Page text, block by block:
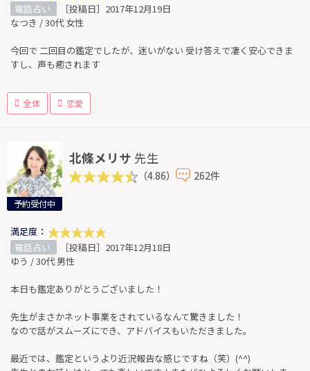
電話占い
［投稿日］2017年12月19日
なつき / 30代 女性
今回で 二回目の鑑定でしたが、迷いがない 受け答えで凄く安心できま
すし、声も癒されます
全体 恋愛
予約受付中
北條メリサ 先生
（4.86） 262件
満足度：
電話占い
［投稿日］2017年12月18日
ゆう / 30代 男性
本日も鑑定ありがとうございました！
先生がまさかネット事業をされているなんて驚きました！
なので話がスムーズにでき、アドバイスもいただきました。
最近では、鑑定というより近況報告な感じですね（笑）(^^)